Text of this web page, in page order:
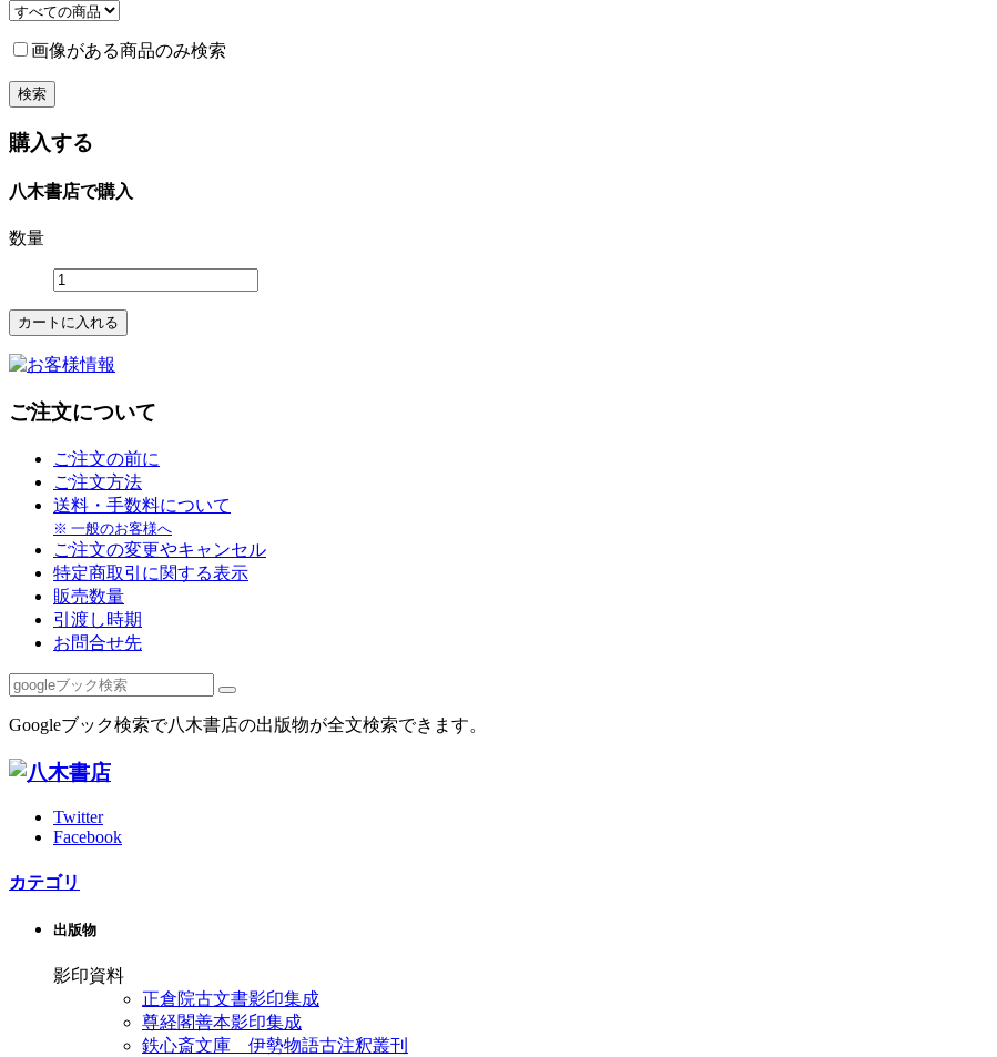
画像がある商品のみ検索
購入する
八木書店で購入
数量
ご注文について
ご注文の前に
ご注文方法
送料・手数料について
※ 一般のお客様へ
ご注文の変更やキャンセル
特定商取引に関する表示
販売数量
引渡し時期
お問合せ先
Googleブック検索で八木書店の出版物が全文検索できます。
Twitter
Facebook
カテゴリ
出版物
影印資料
正倉院古文書影印集成
尊経閣善本影印集成
鉄心斎文庫 伊勢物語古注釈叢刊